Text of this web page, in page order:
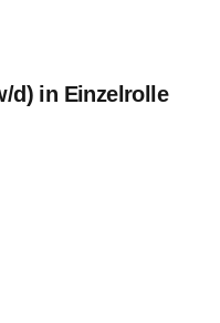
d) in Einzelrolle